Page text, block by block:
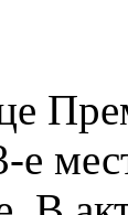
е